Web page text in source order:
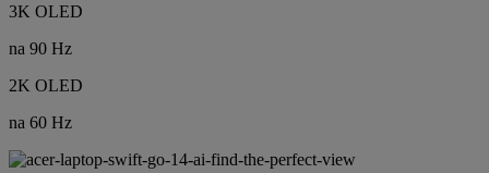
3K OLED
na 90 Hz
2K OLED
na 60 Hz